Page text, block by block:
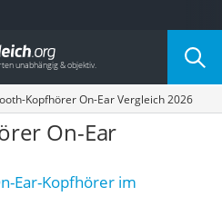
Kategorie
Kopfhörer On-Ear Vergleich 2026
On-Ear
Ear-Kopfhörer im